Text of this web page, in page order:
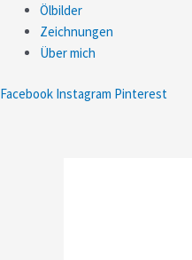
Ölbilder
Zeichnungen
Über mich
Facebook Instagram Pinterest